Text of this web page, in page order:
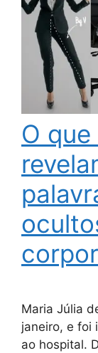
O
Maria Júlia
janeiro, e foi
ao hospital.